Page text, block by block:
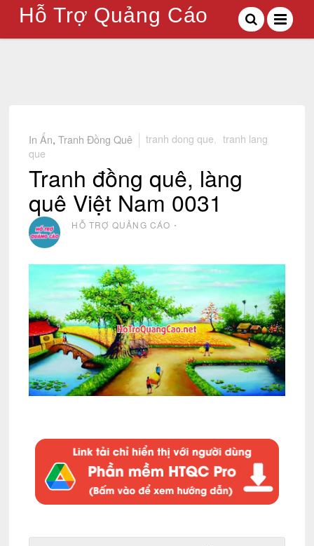
Hỗ Trợ Quảng Cáo
In Ấn ,Tranh Đồng Quê tranh dong que
tranh lang
que
Tranh đồng quê, làng
quê Việt Nam 0031
HỖ TRỢ QUẢNG CÁO ⋅